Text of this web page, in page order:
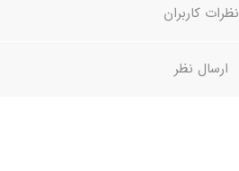
نظرات کاربران
ارسال نظر